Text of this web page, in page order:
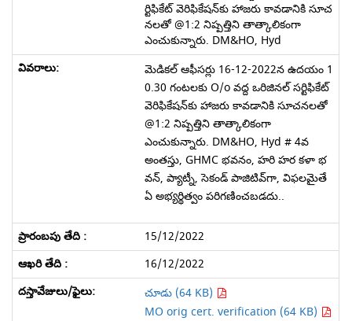
ర్టిఫికేట్ వెరిఫికేషన్‌కు హాజరు కావడానికి సూచ
నలతో @1:2 నిష్పత్తిని తాత్కాలికంగా
ఎంచుకున్నారు. DM&HO, Hyd
మెడికల్ ఆఫీసర్లు 16-12-2022న ఉదయం 1
0.30 గంటలకు O/o వద్ద ఒరిజినల్ సర్టిఫికేట్
వెరిఫికేషన్‌కు హాజరు కావడానికి సూచనలతో
@1:2 నిష్పత్తిని తాత్కాలికంగా
ఎంచుకున్నారు. DM&HO, Hyd # 4వ
అంతస్తు, GHMC భవనం, హరి హర కళా భ
వన్, ప్యాట్నీ, సెకండ్ పాజిటివ్‌గా, విఫలమైతే
ఏ అభ్యర్థిత్వం పరిగణించబడదు..
15/12/2022
16/12/2022
చూడు (64 KB)
MO orig cert. verification (64 KB)